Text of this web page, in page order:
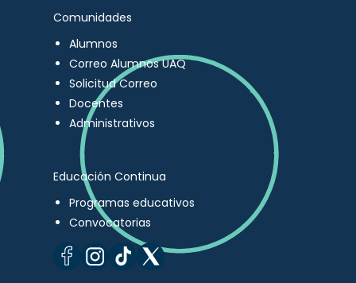
Comunidades
Alumnos
Correo Alumnos UAQ
Solicitud Correo
Docentes
Administrativos
Educación Continua
Programas educativos
Convocatorias